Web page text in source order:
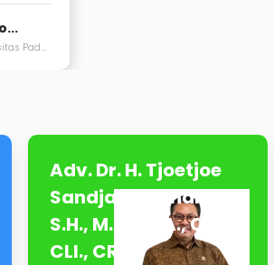
Pad...
Adv. Dr. H. Tjoetjoe
Sandjaja Hernanto,
S.H., M.H., CLA., CIL.,
CLI., CRA.